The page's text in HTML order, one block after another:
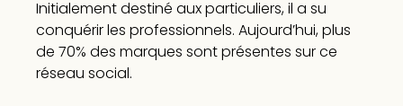
Initialement destiné aux particuliers, il a su
conquérir les professionnels. Aujourd’hui, plus
de 70% des marques sont présentes sur ce
réseau social.